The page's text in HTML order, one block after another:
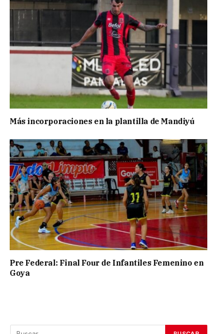
Más incorporaciones en la plantilla de Mandiyú
Pre Federal: Final Four de Infantiles Femenino en
Goya